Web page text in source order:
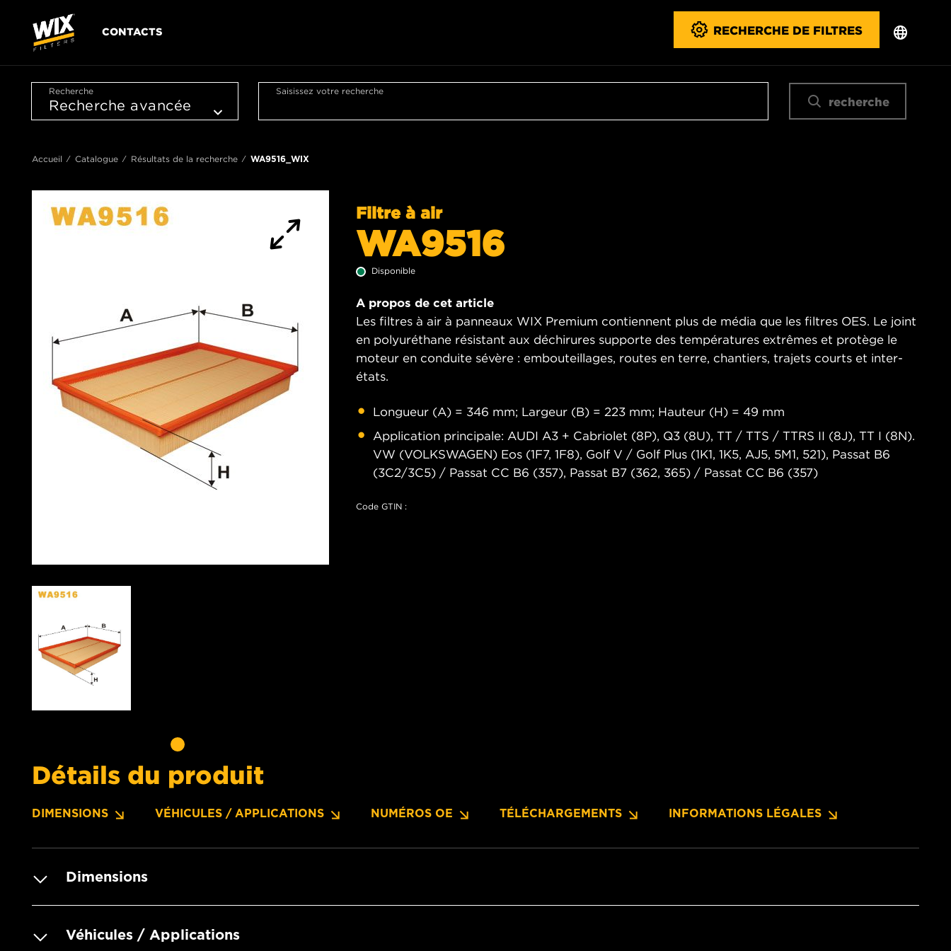
CONTACTS RECHERCHE DE FILTRES
Recherche Saisissez votre recherche
recherche
Accueil Catalogue Résultats de la recherche WA9516_WIX
Filtre à air
WA9516
Disponible
A propos de cet article
Les filtres à air à panneaux WIX Premium contiennent plus de média que les filtres OES. Le joint
en polyuréthane résistant aux déchirures supporte des températures extrêmes et protège le
moteur en conduite sévère : embouteillages, routes en terre, chantiers, trajets courts et inter-
états.
Longueur (A) = 346 mm; Largeur (B) = 223 mm; Hauteur (H) = 49 mm
Application principale: AUDI A3 + Cabriolet (8P), Q3 (8U), TT / TTS / TTRS II (8J), TT I (8N).
VW (VOLKSWAGEN) Eos (1F7, 1F8), Golf V / Golf Plus (1K1, 1K5, AJ5, 5M1, 521), Passat B6
(3C2/3C5) / Passat CC B6 (357), Passat B7 (362, 365) / Passat CC B6 (357)
Code GTIN :
Détails du produit
DIMENSIONS VÉHICULES / APPLICATIONS NUMÉROS OE TÉLÉCHARGEMENTS INFORMATIONS LÉGALES
Dimensions
Véhicules / Applications